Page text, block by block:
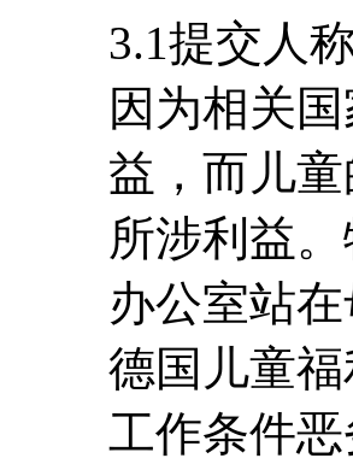
3.1提交人
因为相关
益，而儿
所涉利益
办公室站
德国儿童
工作条件